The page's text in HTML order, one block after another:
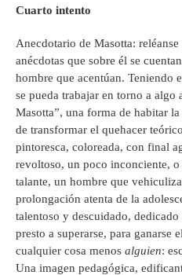
Cuarto intento
Anecdotario de Masotta:
anécdotas que sobre él se
hombre que acentúan. Teniendo
se pueda trabajar en torno a
Masotta”, una forma de habitar
de transformar el quehacer
pintoresca, coloreada, con final
revoltoso, un poco inconciente,
talante, un hombre que
prolongación atenta de la
talentoso y descuidado,
presto a superarse, para ganarse
cualquier cosa menos alguien:
Una imagen pedagógica,